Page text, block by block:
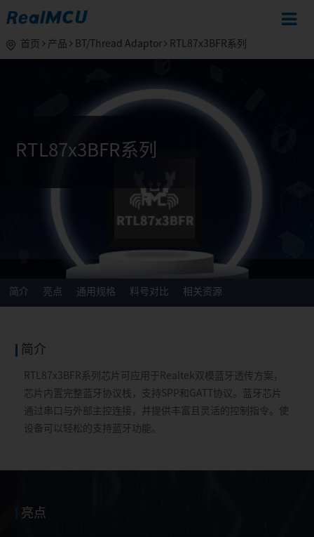
首页 产品 BT/Thread Adaptor RTL87x3BFR系列
RTL87x3BFR系列
简介 亮点 通用规格 料号对比 相关资源
简介
RTL87x3BFR系列芯片可应用于Realtek双模蓝牙透传方案，
芯片内置完整蓝牙协议栈，支持SPP和GATT协议。蓝牙芯片
通过串口与外部主控连接，并提供丰富且灵活的控制指令。使
设备可以轻松的支持蓝牙功能。
亮点